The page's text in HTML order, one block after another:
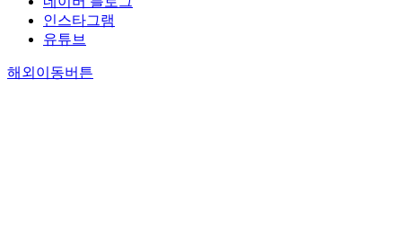
인스타그램
유튜브
해외이동버튼